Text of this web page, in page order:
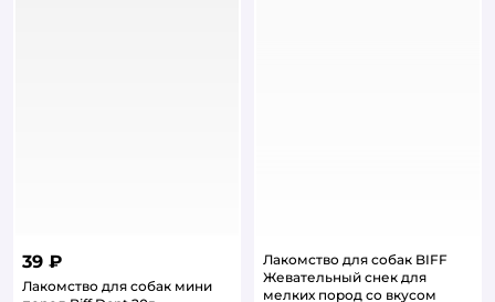
39 ₽
Лакомство для собак мини
Лакомство для собак BIFF
Жевательный снек для
мелких пород со вкусом